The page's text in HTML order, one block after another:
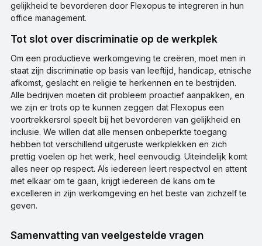
gelijkheid te bevorderen door Flexopus te integreren in hun
office management.
Tot slot over discriminatie op de werkplek
Om een productieve werkomgeving te creëren, moet men in
staat zijn discriminatie op basis van leeftijd, handicap, etnische
afkomst, geslacht en religie te herkennen en te bestrijden.
Alle bedrijven moeten dit probleem proactief aanpakken, en
we zijn er trots op te kunnen zeggen dat Flexopus een
voortrekkersrol speelt bij het bevorderen van gelijkheid en
inclusie. We willen dat alle mensen onbeperkte toegang
hebben tot verschillend uitgeruste werkplekken en zich
prettig voelen op het werk, heel eenvoudig. Uiteindelijk komt
alles neer op respect. Als iedereen leert respectvol en attent
met elkaar om te gaan, krijgt iedereen de kans om te
excelleren in zijn werkomgeving en het beste van zichzelf te
geven.
Samenvatting van veelgestelde vragen